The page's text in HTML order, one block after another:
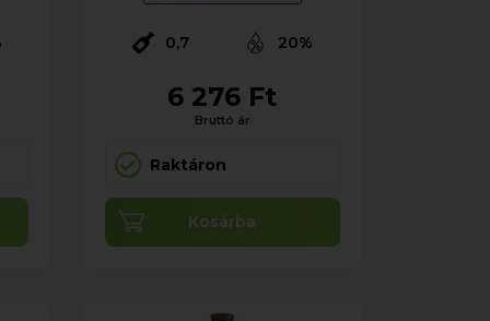
0,7 20%
6 276 Ft
Bruttó ár
Raktáron
Kosárba